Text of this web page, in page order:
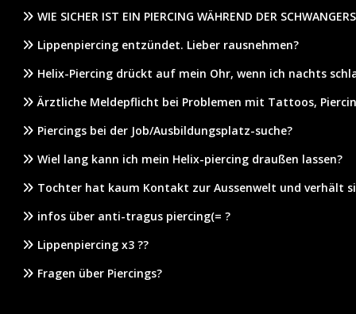
WIE SICHER IST EIN PIERCING WÄHREND DER
Lippenpiercing entzündet. Lieber rausnehmen?
Helix-Piercing drückt auf mein Ohr, wenn ich nachts
Ärztliche Meldepflicht bei Problemen mit Tattoos,
Piercings bei der Job/Ausbildungsplatz-suche?
Wiel lang kann ich mein Helix-piercing draußen lassen?
Tochter hat kaum Kontakt zur Aussenwelt und verhält
infos über anti-tragus piercing(= ?
Lippenpiercing x3 ??
Fragen über Piercings?